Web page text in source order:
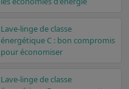
Lave-linge de classe
énergétique C : bon compromis
pour économiser
Lave-linge de classe